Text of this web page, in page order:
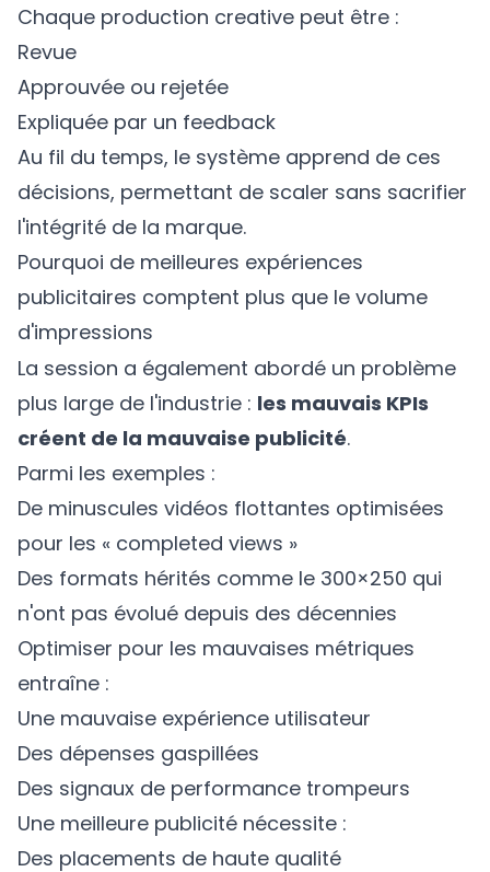
Chaque production creative peut être :
Revue
Approuvée ou rejetée
Expliquée par un feedback
Au fil du temps, le système apprend de ces
décisions, permettant de scaler sans sacrifier
l'intégrité de la marque.
Pourquoi de meilleures expériences
publicitaires comptent plus que le volume
d'impressions
La session a également abordé un problème
plus large de l'industrie : les mauvais KPIs
créent de la mauvaise publicité.
Parmi les exemples :
De minuscules vidéos flottantes optimisées
pour les « completed views »
Des formats hérités comme le 300×250 qui
n'ont pas évolué depuis des décennies
Optimiser pour les mauvaises métriques
entraîne :
Une mauvaise expérience utilisateur
Des dépenses gaspillées
Des signaux de performance trompeurs
Une meilleure publicité nécessite :
Des placements de haute qualité